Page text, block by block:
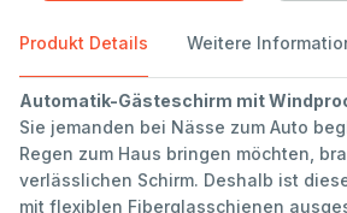
Produkt Details Weitere
Automatik-Gästeschirm mit
Sie jemanden bei Nässe zum Auto
Regen zum Haus bringen möchten,
verlässlichen Schirm. Deshalb ist
mit flexiblen Fiberglasschienen